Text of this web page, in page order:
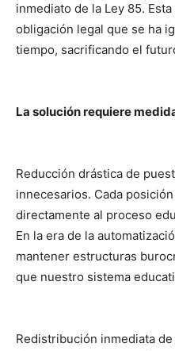
inmediato de la Ley 85.
obligación legal que se ha
tiempo, sacrificando el
La solución requiere
Reducción drástica de
innecesarios. Cada
directamente al proceso
En la era de la
mantener estructuras
que nuestro sistema
Redistribución inmediata